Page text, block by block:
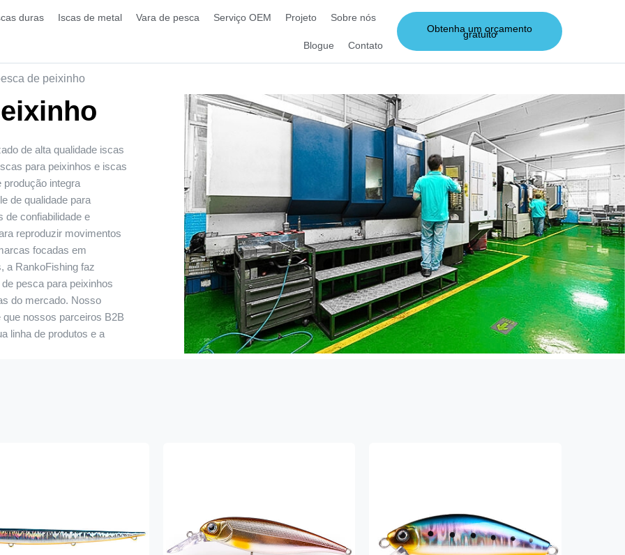
duras Iscas de metal Vara de pesca Serviço OEM Projeto Sobre nós
Blogue Contato
Obtenha um orçamento
gratuito
de peixinho
de alta qualidade iscas
para peixinhos e iscas
integra
de qualidade para
de confiabilidade e
reproduzir movimentos
focadas em
a RankoFishing faz
pesca para peixinhos
do mercado. Nosso
nossos parceiros B2B
linha de produtos e a